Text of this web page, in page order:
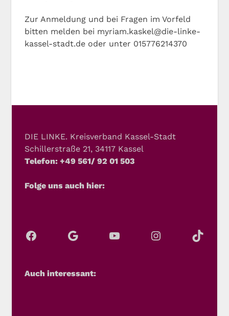
Zur Anmeldung und bei Fragen im Vorfeld
bitten melden bei myriam.kaskel@die-linke-
kassel-stadt.de oder unter 015776214370
DIE LINKE. Kreisverband Kassel-Stadt
Schillerstraße 21, 34117 Kassel
Telefon: +49 561/ 92 01 503
Folge uns auch hier:
Auch interessant: